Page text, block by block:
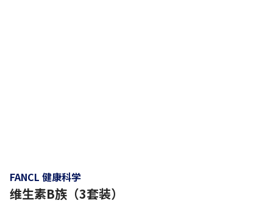
FANCL 健康科学
维生素B族（3套装）